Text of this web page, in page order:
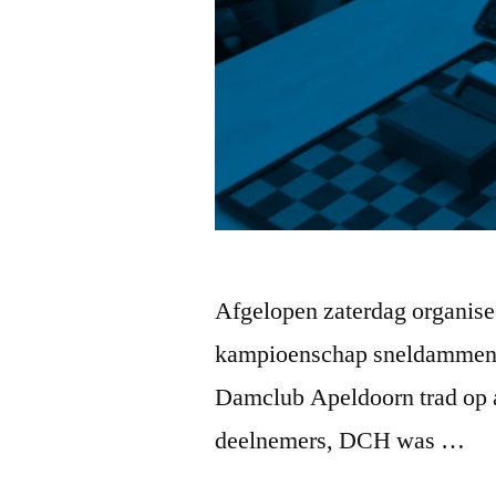
Afgelopen zaterdag
kampioenschap
Damclub Apeldoorn trad op
deelnemers, DCH was …